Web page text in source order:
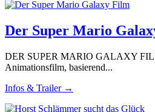
Der Super Mario
DER SUPER MARIO GALAXY
Animationsfilm, basierend...
Infos & Trailer →